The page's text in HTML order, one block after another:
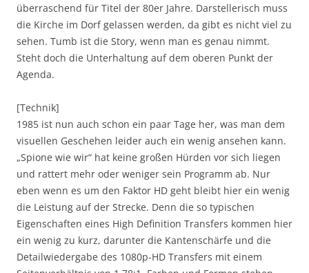
überraschend für Titel der 80er Jahre. Darstellerisch muss
die Kirche im Dorf gelassen werden, da gibt es nicht viel zu
sehen. Tumb ist die Story, wenn man es genau nimmt.
Steht doch die Unterhaltung auf dem oberen Punkt der
Agenda.
[Technik]
1985 ist nun auch schon ein paar Tage her, was man dem
visuellen Geschehen leider auch ein wenig ansehen kann.
„Spione wie wir“ hat keine großen Hürden vor sich liegen
und rattert mehr oder weniger sein Programm ab. Nur
eben wenn es um den Faktor HD geht bleibt hier ein wenig
die Leistung auf der Strecke. Denn die so typischen
Eigenschaften eines High Definition Transfers kommen hier
ein wenig zu kurz, darunter die Kantenschärfe und die
Detailwiedergabe des 1080p-HD Transfers mit einem